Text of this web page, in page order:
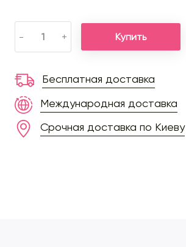
- + Купить
Бесплатная доставка
Международная доставка
Срочная доставка по Киеву